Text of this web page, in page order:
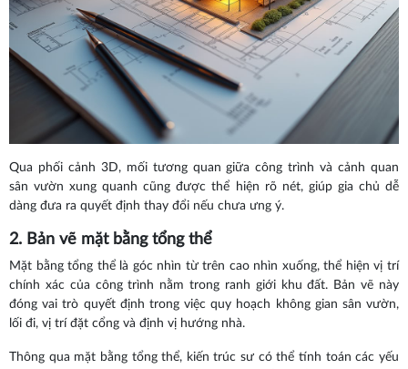
Qua phối cảnh 3D, mối tương quan giữa công trình và cảnh quan
sân vườn xung quanh cũng được thể hiện rõ nét, giúp gia chủ dễ
dàng đưa ra quyết định thay đổi nếu chưa ưng ý.
2. Bản vẽ mặt bằng tổng thể
Mặt bằng tổng thể là góc nhìn từ trên cao nhìn xuống, thể hiện vị trí
chính xác của công trình nằm trong ranh giới khu đất. Bản vẽ này
đóng vai trò quyết định trong việc quy hoạch không gian sân vườn,
lối đi, vị trí đặt cổng và định vị hướng nhà.
Thông qua mặt bằng tổng thể, kiến trúc sư có thể tính toán các yếu